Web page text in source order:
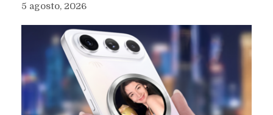
5 agosto, 2026